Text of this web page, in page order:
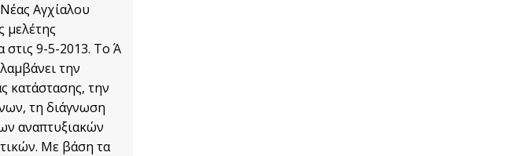
Αγχίαλου
μελέτης
9-5-2013. Το Ά
την
κατάστασης, την
τη διάγνωση
αναπτυξιακών
Με βάση τα